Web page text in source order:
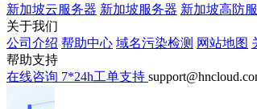
新加坡云服务器 新加坡服务器 新加坡高防
关于我们
公司介绍 帮助中心 域名污染检测 网站地图
帮助支持
在线咨询 7*24h工单支持